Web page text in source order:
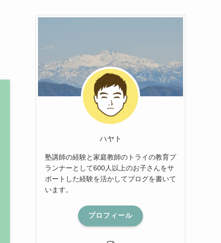
ハヤト
塾講師の経験と家庭教師のトライの教育プ
ランナーとして600人以上のお子さんをサ
ポートした経験を活かしてブログを書いて
います。
プロフィール